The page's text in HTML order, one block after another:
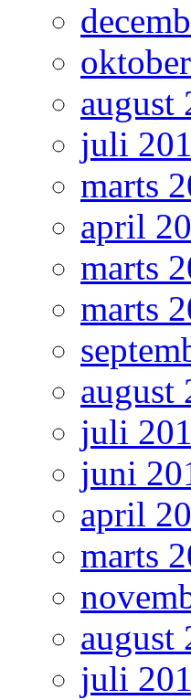
august
juli
marts
april
marts
marts
august
juli
juni
april
marts
august
juli